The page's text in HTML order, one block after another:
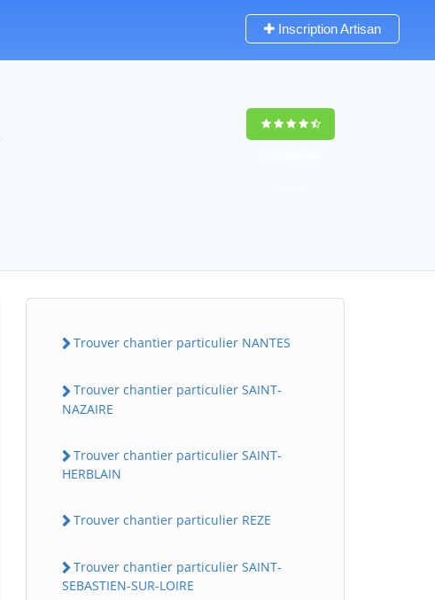
Inscription Artisan
Trouver chantier particulier NANTES
Trouver chantier particulier SAINT-
NAZAIRE
Trouver chantier particulier SAINT-
HERBLAIN
Trouver chantier particulier REZE
Trouver chantier particulier SAINT-
SEBASTIEN-SUR-LOIRE